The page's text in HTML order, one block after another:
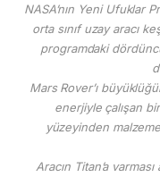
NASA’nın Yeni Ufuklar
orta sınıf uzay aracı
programdaki
Mars Rover’ı
enerjiyle çalışan
yüzeyinden
Aracın Titan’a